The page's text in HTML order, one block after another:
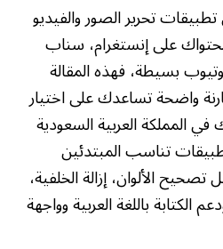
تحرير الصور والفيديو
على إنستغرام، سناب
بسيطة، فهذه المقالة
واضحة تساعدك على اختيار
المملكة العربية السعودية
تناسب المبتدئين
الألوان، إزالة الخلفية،
الكتابة باللغة العربية وواجهة